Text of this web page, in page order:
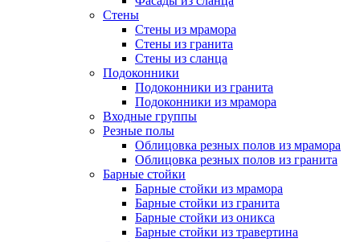
Стены
Стены из мрамора
Стены из гранита
Стены из сланца
Подоконники
Подоконники из гранита
Подоконники из мрамора
Входные группы
Резные полы
Облицовка резных полов из мрамора
Облицовка резных полов из гранита
Барные стойки
Барные стойки из мрамора
Барные стойки из гранита
Барные стойки из оникса
Барные стойки из травертина